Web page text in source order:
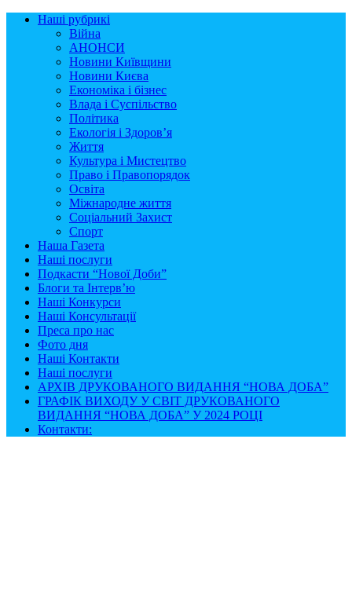
Наші рубрикі
Війна
АНОНСИ
Новини Київщини
Новини Києва
Економіка і бізнес
Влада і Суспільство
Політика
Екологія і Здоров’я
Життя
Культура і Мистецтво
Право і Правопорядок
Освіта
Міжнародне життя
Соціальний Захист
Спорт
Наша Газета
Наші послуги
Подкасти “Нової Доби”
Блоги та Інтерв’ю
Наші Конкурси
Наші Консультації
Преса про нас
Фото дня
Наші Контакти
Наші послуги
АРХІВ ДРУКОВАНОГО ВИДАННЯ “НОВА ДОБА”
ГРАФІК ВИХОДУ У СВІТ ДРУКОВАНОГО
ВИДАННЯ “НОВА ДОБА” У 2024 РОЦІ
Контакти: